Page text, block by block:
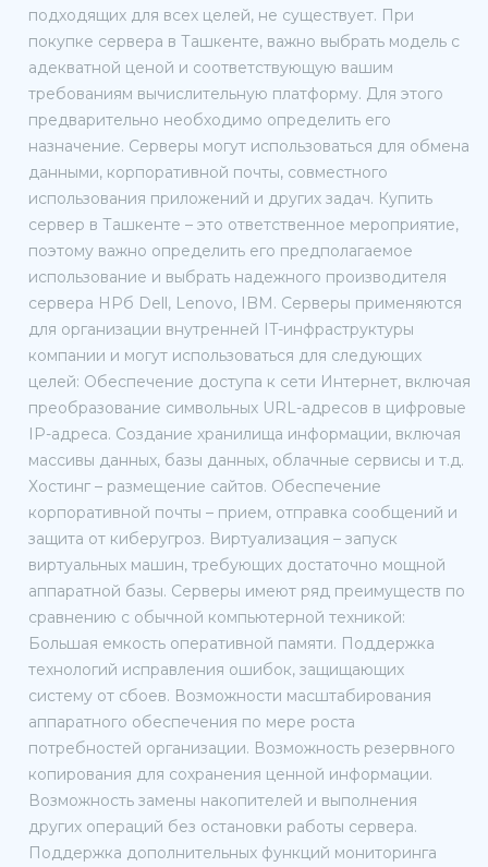
подходящих для всех целей, не существует. При
покупке сервера в Ташкенте, важно выбрать модель с
адекватной ценой и соответствующую вашим
требованиям вычислительную платформу. Для этого
предварительно необходимо определить его
назначение. Серверы могут использоваться для обмена
данными, корпоративной почты, совместного
использования приложений и других задач. Купить
сервер в Ташкенте – это ответственное мероприятие,
поэтому важно определить его предполагаемое
использование и выбрать надежного производителя
сервера HPб Dell, Lenovo, IBM. Серверы применяются
для организации внутренней IT-инфраструктуры
компании и могут использоваться для следующих
целей: Обеспечение доступа к сети Интернет, включая
преобразование символьных URL-адресов в цифровые
IP-адреса. Создание хранилища информации, включая
массивы данных, базы данных, облачные сервисы и т.д.
Хостинг – размещение сайтов. Обеспечение
корпоративной почты – прием, отправка сообщений и
защита от киберугроз. Виртуализация – запуск
виртуальных машин, требующих достаточно мощной
аппаратной базы. Серверы имеют ряд преимуществ по
сравнению с обычной компьютерной техникой:
Большая емкость оперативной памяти. Поддержка
технологий исправления ошибок, защищающих
систему от сбоев. Возможности масштабирования
аппаратного обеспечения по мере роста
потребностей организации. Возможность резервного
копирования для сохранения ценной информации.
Возможность замены накопителей и выполнения
других операций без остановки работы сервера.
Поддержка дополнительных функций мониторинга